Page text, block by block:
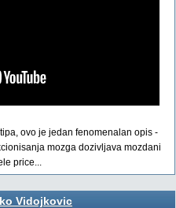
ovo je jedan fenomenalan opis -
mozga dozivljava mozdani
price...
Vidojkovic